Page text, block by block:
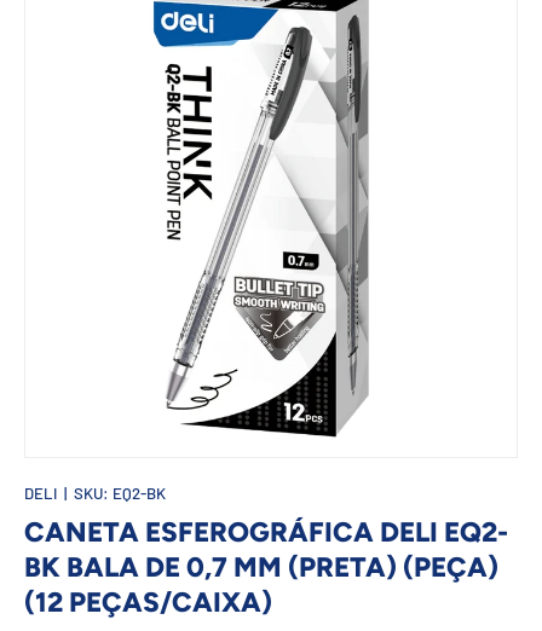
DELI | SKU: EQ2-BK
CANETA ESFEROGRÁFICA DELI EQ2-
BK BALA DE 0,7 MM (PRETA) (PEÇA)
(12 PEÇAS/CAIXA)